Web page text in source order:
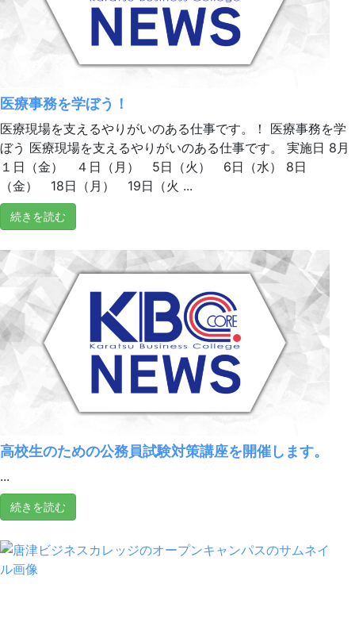
医療事務を学ぼう！
医療現場を支えるやりがいのある仕事です。！ 医療事務を学
ぼう 医療現場を支えるやりがいのある仕事です。 実施日 8月
１日（金） ４日（月） 5日（火） 6日（水） 8日
（金） 18日（月） 19日（火 ...
続きを読む
高校生のための公務員試験対策講座を開催します。
...
続きを読む